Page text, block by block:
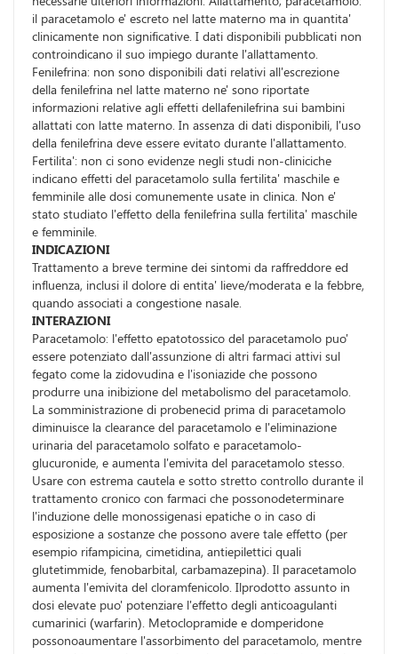
il paracetamolo e' escreto nel latte materno ma in quantita'
clinicamente non significative. I dati disponibili pubblicati non
controindicano il suo impiego durante l'allattamento.
Fenilefrina: non sono disponibili dati relativi all'escrezione
della fenilefrina nel latte materno ne' sono riportate
informazioni relative agli effetti dellafenilefrina sui bambini
allattati con latte materno. In assenza di dati disponibili, l'uso
della fenilefrina deve essere evitato durante l'allattamento.
Fertilita': non ci sono evidenze negli studi non-cliniciche
indicano effetti del paracetamolo sulla fertilita' maschile e
femminile alle dosi comunemente usate in clinica. Non e'
stato studiato l'effetto della fenilefrina sulla fertilita' maschile
e femminile.
INDICAZIONI
Trattamento a breve termine dei sintomi da raffreddore ed
influenza, inclusi il dolore di entita' lieve/moderata e la febbre,
quando associati a congestione nasale.
INTERAZIONI
Paracetamolo: l'effetto epatotossico del paracetamolo puo'
essere potenziato dall'assunzione di altri farmaci attivi sul
fegato come la zidovudina e l'isoniazide che possono
produrre una inibizione del metabolismo del paracetamolo.
La somministrazione di probenecid prima di paracetamolo
diminuisce la clearance del paracetamolo e l'eliminazione
urinaria del paracetamolo solfato e paracetamolo-
glucuronide, e aumenta l'emivita del paracetamolo stesso.
Usare con estrema cautela e sotto stretto controllo durante il
trattamento cronico con farmaci che possonodeterminare
l'induzione delle monossigenasi epatiche o in caso di
esposizione a sostanze che possono avere tale effetto (per
esempio rifampicina, cimetidina, antiepilettici quali
glutetimmide, fenobarbital, carbamazepina). Il paracetamolo
aumenta l'emivita del cloramfenicolo. Ilprodotto assunto in
dosi elevate puo' potenziare l'effetto degli anticoagulanti
cumarinici (warfarin). Metoclopramide e domperidone
possonoaumentare l'assorbimento del paracetamolo, mentre